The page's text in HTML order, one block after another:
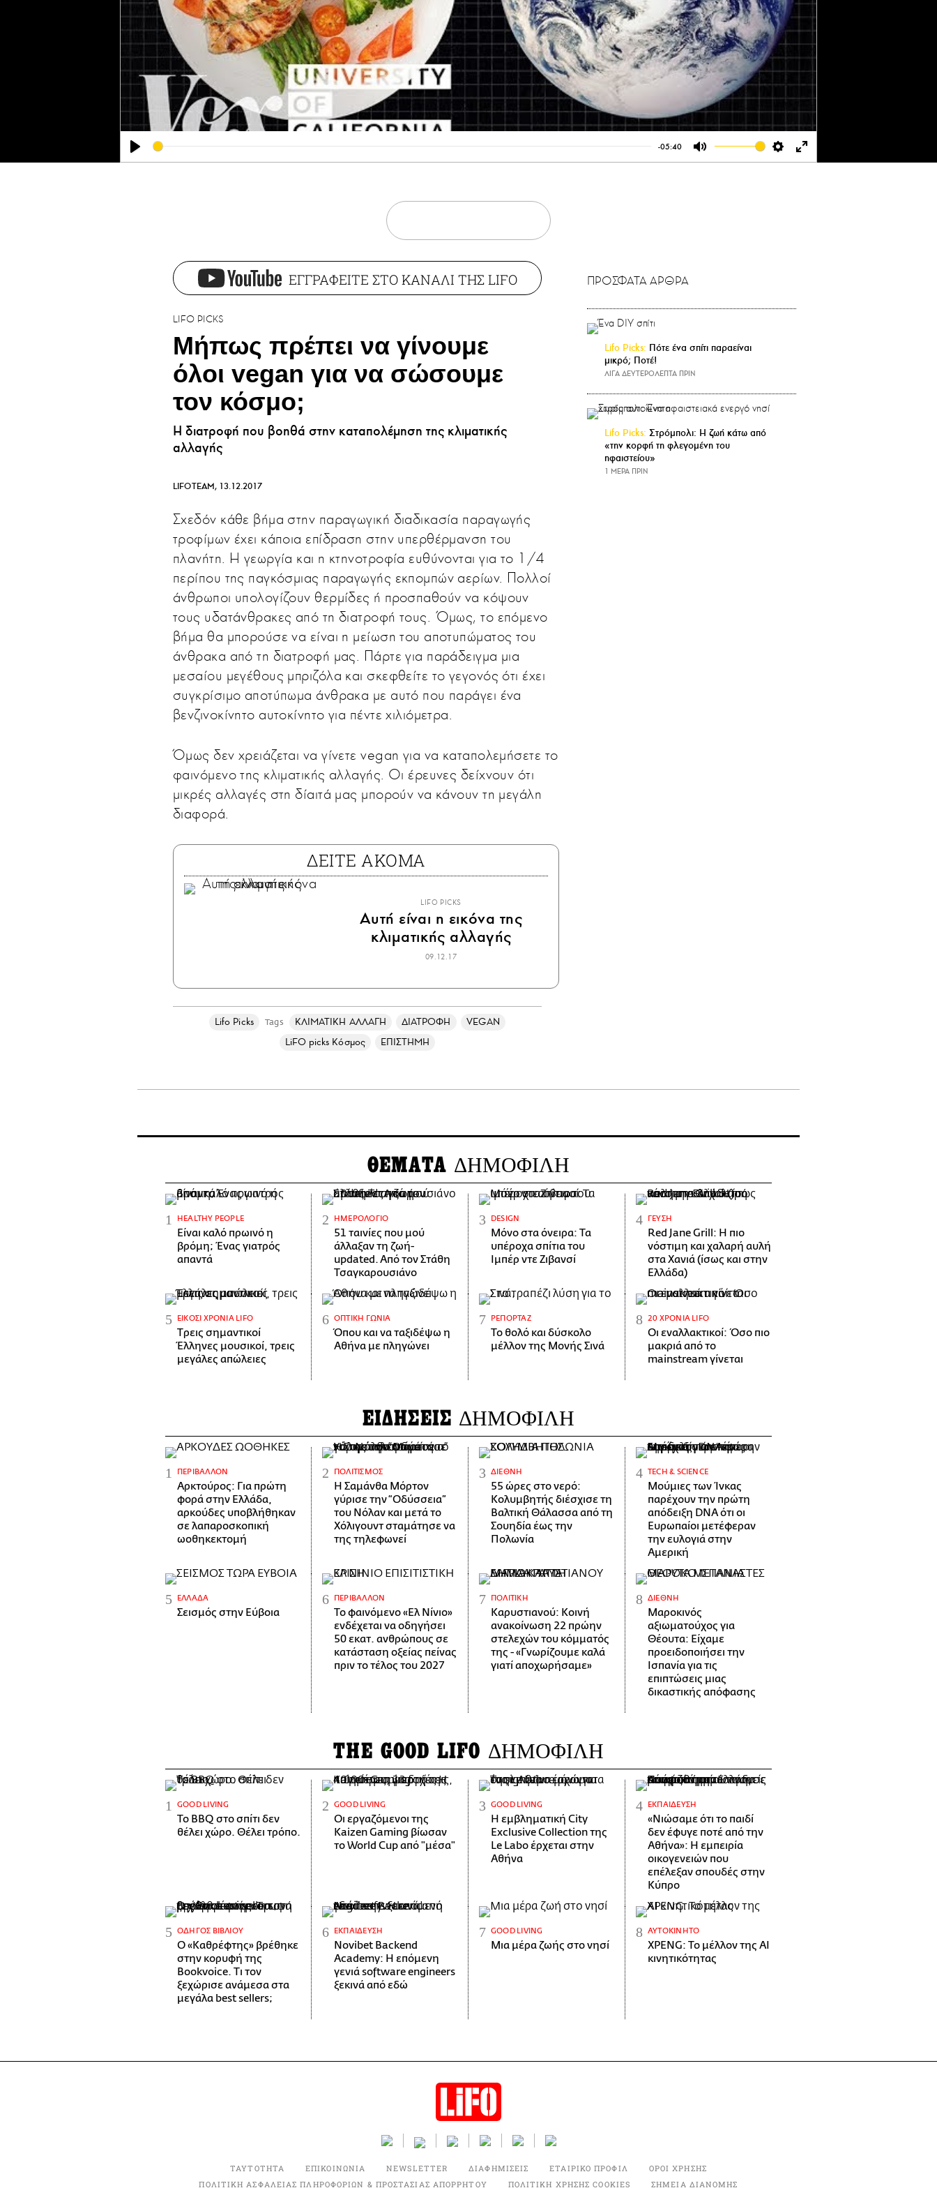
Play
-05:40
Mute SettingsEnter
ΕΓΓΡΑΦΕΙΤΕ ΣΤΟ ΚΑΝΑΛΙ ΤΗΣ LIFO
LIFO PICKS
Μήπως πρέπει να γίνουμε
όλοι vegan για να σώσουμε
τον κόσμο;
Η διατροφή που βοηθά στην καταπολέμηση της κλιματικής
αλλαγής
LIFOTEAM 13.12.2017
Σχεδόν κάθε βήμα στην παραγωγική διαδικασία παραγωγής
τροφίμων έχει κάποια επίδραση στην υπερθέρμανση του
πλανήτη. Η γεωργία και η κτηνοτροφία ευθύνονται για το 1/4
περίπου της παγκόσμιας παραγωγής εκπομπών αερίων. Πολλοί
άνθρωποι υπολογίζουν θερμίδες ή προσπαθούν να κόψουν
τους υδατάνθρακες από τη διατροφή τους. Όμως, το επόμενο
βήμα θα μπορούσε να είναι η μείωση του αποτυπώματος του
άνθρακα από τη διατροφή μας. Πάρτε για παράδειγμα μια
μεσαίου μεγέθους μπριζόλα και σκεφθείτε το γεγονός ότι έχει
συγκρίσιμο αποτύπωμα άνθρακα με αυτό που παράγει ένα
βενζινοκίνητο αυτοκίνητο για πέντε χιλιόμετρα.
Όμως δεν χρειάζεται να γίνετε vegan για να καταπολεμήσετε το
φαινόμενο της κλιματικής αλλαγής. Οι έρευνες δείχνουν ότι
μικρές αλλαγές στη δίαιτά μας μπορούν να κάνουν τη μεγάλη
διαφορά.
ΔΕΙΤΕ ΑΚΟΜΑ
LIFO PICKS
Αυτή είναι η εικόνα της
κλιματικής αλλαγής
09.12.17
Lifo Picks Tags ΚΛΙΜΑΤΙΚΗ ΑΛΛΑΓΗ ΔΙΑΤΡΟΦΗ
VEGAN
LiFO picks Κόσμος
ΕΠΙΣΤΗΜΗ
ΠΡΟΣΦΑΤΑ ΑΡΘΡΑ
Lifo Picks: Πότε ένα σπίτι παραείναι
μικρό; Ποτέ!
ΛΙΓΑ ΔΕΥΤΕΡΟΛΕΠΤΑ ΠΡΙΝ
Lifo Picks: Στρόμπολι: Η ζωή κάτω από
«την κορφή τη φλεγομένη του
ηφαιστείου»
1 ΜΕΡΑ ΠΡΙΝ
ΘΕΜΑΤΑ ΔΗΜΟΦΙΛΗ
HEALTHY PEOPLE
Είναι καλό πρωινό η
βρόμη; Ένας γιατρός
απαντά
ΗΜΕΡΟΛΌΓΙΟ
51 ταινίες που μού
άλλαξαν τη ζωή-
updated. Aπό τον Στάθη
Τσαγκαρουσιάνο
DESIGN
Μόνο στα όνειρα: Τα
υπέροχα σπίτια του
Ιμπέρ ντε Ζιβανσί
ΓΕΎΣΗ
Red Jane Grill: Η πιο
νόστιμη και χαλαρή αυλή
στα Χανιά (ίσως και στην
Ελλάδα)
ΕΊΚΟΣΙ ΧΡΌΝΙΑ LIFO
Tρεις σημαντικοί
Έλληνες μουσικοί, τρεις
μεγάλες απώλειες
ΟΠΤΙΚΉ ΓΩΝΊΑ
Όπου και να ταξιδέψω η
Αθήνα με πληγώνει
ΡΕΠΟΡΤΆΖ
Το θολό και δύσκολο
μέλλον της Μονής Σινά
20 ΧΡΌΝΙΑ LIFO
Οι εναλλακτικοί: Όσο πιο
μακριά από το
mainstream γίνεται
ΕΙΔΗΣΕΙΣ ΔΗΜΟΦΙΛΗ
ΠΕΡΙΒΆΛΛΟΝ
Αρκτούρος: Για πρώτη
φορά στην Ελλάδα,
αρκούδες υποβλήθηκαν
σε λαπαροσκοπική
ωοθηκεκτομή
ΠΟΛΙΤΙΣΜΌΣ
Η Σαμάνθα Μόρτον
γύρισε την “Οδύσσεια”
του Νόλαν και μετά το
Χόλιγουντ σταμάτησε να
της τηλεφωνεί
ΔΙΕΘΝΉ
55 ώρες στο νερό:
Κολυμβητής διέσχισε τη
Βαλτική Θάλασσα από τη
Σουηδία έως την
Πολωνία
ΤECH & SCIENCE
Μούμιες των Ίνκας
παρέχουν την πρώτη
απόδειξη DNA ότι οι
Ευρωπαίοι μετέφεραν
την ευλογιά στην
Αμερική
ΕΛΛΆΔΑ
Σεισμός στην Εύβοια
ΠΕΡΙΒΆΛΛΟΝ
Το φαινόμενο «Ελ Νίνιο»
ενδέχεται να οδηγήσει
50 εκατ. ανθρώπους σε
κατάσταση οξείας πείνας
πριν το τέλος του 2027
ΠΟΛΙΤΙΚΉ
Καρυστιανού: Κοινή
ανακοίνωση 22 πρώην
στελεχών του κόμματός
της - «Γνωρίζουμε καλά
γιατί αποχωρήσαμε»
ΔΙΕΘΝΉ
Μαροκινός
αξιωματούχος για
Θέουτα: Είχαμε
προειδοποιήσει την
Ισπανία για τις
επιπτώσεις μιας
δικαστικής απόφασης
THE GOOD LIFO ΔΗΜΟΦΙΛΗ
GOOD LIVING
Το BBQ στο σπίτι δεν
θέλει χώρο. Θέλει τρόπο.
GOOD LIVING
Οι εργαζόμενοι της
Kaizen Gaming βίωσαν
το World Cup από "μέσα"
GOOD LIVING
Η εμβληματική City
Exclusive Collection της
Le Labo έρχεται στην
Αθήνα
ΕΚΠΑΊΔΕΥΣΗ
«Νιώσαμε ότι το παιδί
δεν έφυγε ποτέ από την
Αθήνα»: Η εμπειρία
οικογενειών που
επέλεξαν σπουδές στην
Κύπρο
ΟΔΗΓΌΣ ΒΙΒΛΊΟΥ
Ο «Καθρέφτης» βρέθηκε
στην κορυφή της
Bookvoice. Τι τον
ξεχώρισε ανάμεσα στα
μεγάλα best sellers;
ΕΚΠΑΊΔΕΥΣΗ
Novibet Backend
Academy: Η επόμενη
γενιά software engineers
ξεκινά από εδώ
GOOD LIVING
Μια μέρα ζωής στο νησί
ΑΥΤΟΚΊΝΗΤΟ
XPENG: Το μέλλον της AI
κινητικότητας
ΤΑΥΤΟΤΗΤΑ ΕΠΙΚΟΙΝΩΝΙΑ NEWSLETTER ΔΙΑΦΗΜΙΣΕΙΣ ΕΤΑΙΡΙΚΟ ΠΡΟΦΙΛ
ΟΡΟΙ ΧΡΗΣΗΣ
ΠΟΛΙΤΙΚΗ ΑΣΦΑΛΕΙΑΣ ΠΛΗΡΟΦΟΡΙΩΝ & ΠΡΟΣΤΑΣΙΑΣ ΑΠΟΡΡΗΤΟΥ
ΠΟΛΙΤΙΚΗ ΧΡΗΣΗΣ COOKIES ΣΗΜΕΙΑ ΔΙΑΝΟΜΗΣ